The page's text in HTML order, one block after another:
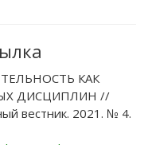
КАК
ДИСЦИПЛИН //
вестник. 2021. № 4.